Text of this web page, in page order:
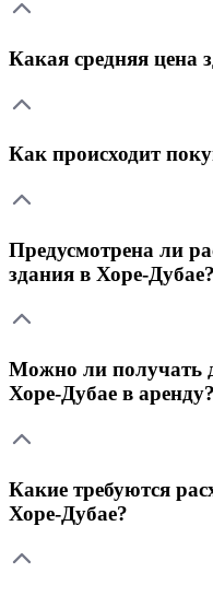
Какая средняя цена
Как происходит
Предусмотрена ли
здания в Хоре-Дубае?
Можно ли получать
Хоре-Дубае в аренду?
Какие требуются
Хоре-Дубае?